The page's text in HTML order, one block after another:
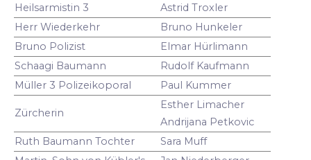
Heilsarmistin 3
Astrid Troxler
Herr Wiederkehr
Bruno Hunkeler
Bruno Polizist
Elmar Hürlimann
Schaagi Baumann
Rudolf Kaufmann
Müller 3 Polizeikoporal
Paul Kummer
Zürcherin
Esther Limacher
Andrijana Petkovic
Ruth Baumann Tochter
Sara Muff